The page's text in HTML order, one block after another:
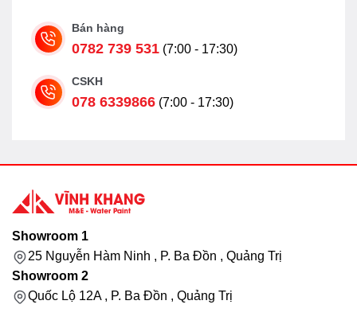
Bán hàng
0782 739 531 (7:00 - 17:30)
CSKH
078 6339866 (7:00 - 17:30)
Showroom 1
25 Nguyễn Hàm Ninh , P. Ba Đồn , Quảng Trị
Showroom 2
Quốc Lộ 12A , P. Ba Đồn , Quảng Trị